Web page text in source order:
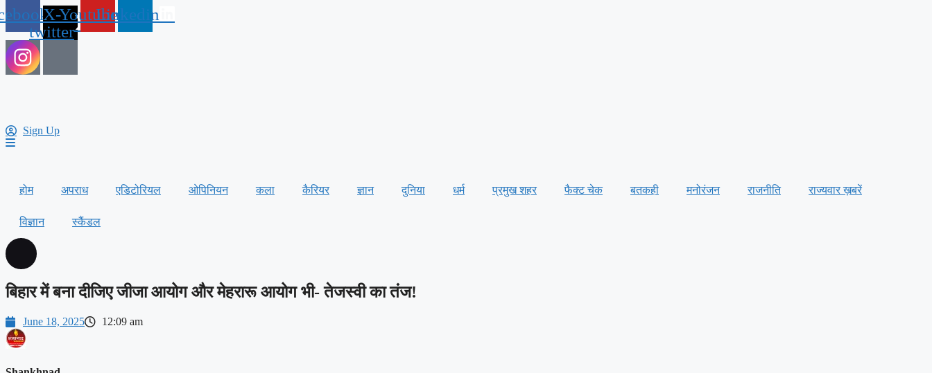
X-
twitter
YoutubeLinkedin
Sign Up
होम अपराध एडिटोरियल ओपिनियन कला कैरियर ज्ञान दुनिया धर्म प्रमुख शहर फैक्ट चेक बतकही मनोरंजन राजनीति राज्यवार ख़बरें
विज्ञान स्कैंडल
बिहार में बना दीजिए जीजा आयोग और मेहरारू आयोग भी- तेजस्वी का तंज!
June 18, 2025 12:09 am